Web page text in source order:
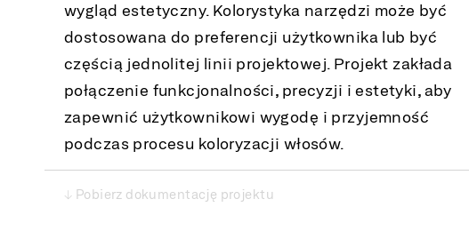
wygląd estetyczny. Kolorystyka narzędzi może być
dostosowana do preferencji użytkownika lub być
częścią jednolitej linii projektowej. Projekt zakłada
połączenie funkcjonalności, precyzji i estetyki, aby
zapewnić użytkownikowi wygodę i przyjemność
podczas procesu koloryzacji włosów.
↓ Pobierz dokumentację projektu